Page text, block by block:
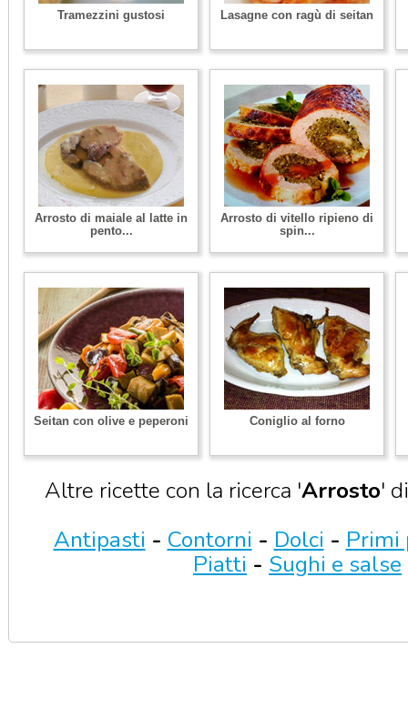
Tramezzini gustosi Lasagne con ragù di seitan
Arrosto di maiale al latte in
pento...
Arrosto di vitello ripieno di
spin...
Seitan con olive e peperoni Coniglio al forno
Altre ricette con la ricerca 'Arrosto'
Antipasti - Contorni - Dolci - Primi
Piatti - Sughi e salse